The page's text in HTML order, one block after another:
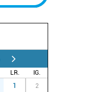
LR.
IG.
1 2